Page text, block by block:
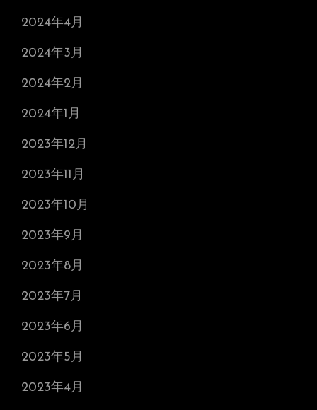
2024年4月
2024年3月
2024年2月
2024年1月
2023年12月
2023年11月
2023年10月
2023年9月
2023年8月
2023年7月
2023年6月
2023年5月
2023年4月